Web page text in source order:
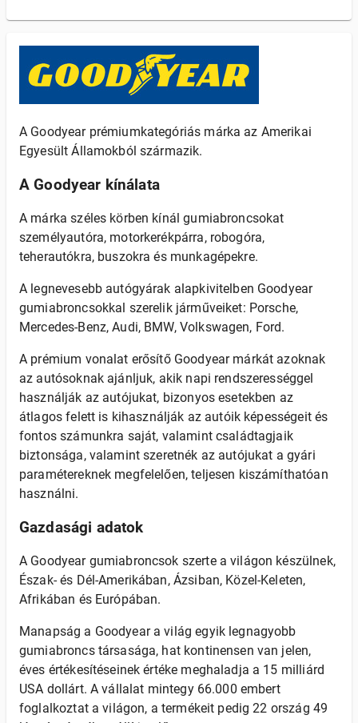
A Goodyear prémiumkategóriás márka az Amerikai
Egyesült Államokból származik.
A Goodyear kínálata
A márka széles körben kínál gumiabroncsokat
személyautóra, motorkerékpárra, robogóra,
teherautókra, buszokra és munkagépekre.
A legnevesebb autógyárak alapkivitelben Goodyear
gumiabroncsokkal szerelik járműveiket: Porsche,
Mercedes-Benz, Audi, BMW, Volkswagen, Ford.
A prémium vonalat erősítő Goodyear márkát azoknak
az autósoknak ajánljuk, akik napi rendszerességgel
használják az autójukat, bizonyos esetekben az
átlagos felett is kihasználják az autóik képességeit és
fontos számunkra saját, valamint családtagjaik
biztonsága, valamint szeretnék az autójukat a gyári
paramétereknek megfelelően, teljesen kiszámíthatóan
használni.
Gazdasági adatok
A Goodyear gumiabroncsok szerte a világon készülnek,
Észak- és Dél-Amerikában, Ázsiban, Közel-Keleten,
Afrikában és Európában.
Manapság a Goodyear a világ egyik legnagyobb
gumiabroncs társasága, hat kontinensen van jelen,
éves értékesítéseinek értéke meghaladja a 15 milliárd
USA dollárt. A vállalat mintegy 66.000 embert
foglalkoztat a világon, a termékeit pedig 22 ország 49